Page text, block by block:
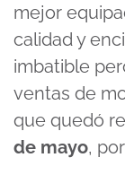
mejor
calidad y
imbatible
ventas de
que quedó
de mayo,